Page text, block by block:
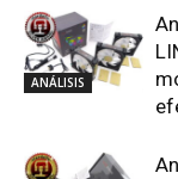
ANÁLISIS